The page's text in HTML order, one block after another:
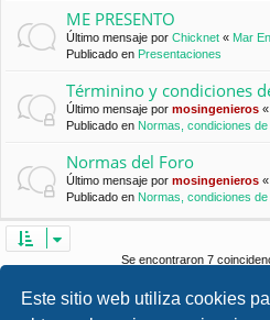
Este sitio web utiliza cookies
ME PRESENTO
Último mensaje por Chicknet « Mar
Publicado en Presentaciones
Términino y condiciones
Último mensaje por mosingenieros «
Publicado en Normas, condiciones de
Normas del Foro
Último mensaje por mosingenieros «
Publicado en Normas, condiciones de
Se encontraron 7